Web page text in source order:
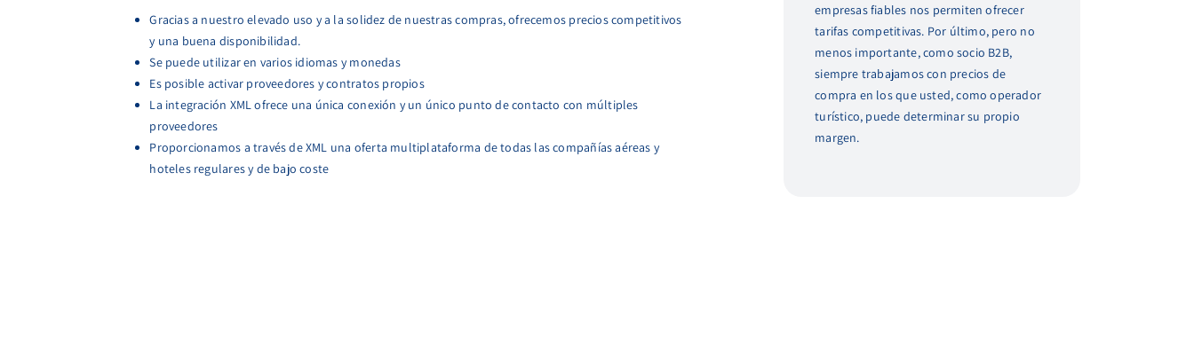
Gracias a nuestro elevado uso y a la solidez de nuestras compras, ofrecemos precios competitivos
y una buena disponibilidad.
Se puede utilizar en varios idiomas y monedas
Es posible activar proveedores y contratos propios
La integración XML ofrece una única conexión y un único punto de contacto con múltiples
proveedores
Proporcionamos a través de XML una oferta multiplataforma de todas las compañías aéreas y
hoteles regulares y de bajo coste
empresas fiables nos permiten ofrecer
tarifas competitivas. Por último, pero no
menos importante, como socio B2B,
siempre trabajamos con precios de
compra en los que usted, como operador
turístico, puede determinar su propio
margen.